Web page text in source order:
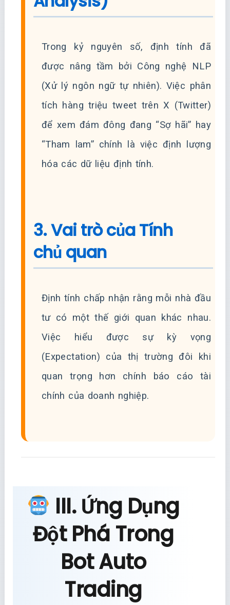
Trong kỷ nguyên số, định tính đã
được nâng tầm bởi Công nghệ NLP
(Xử lý ngôn ngữ tự nhiên). Việc phân
tích hàng triệu tweet trên X (Twitter)
để xem đám đông đang “Sợ hãi” hay
“Tham lam” chính là việc định lượng
hóa các dữ liệu định tính.
3. Vai trò của Tính
chủ quan
Định tính chấp nhận rằng mỗi nhà đầu
tư có một thế giới quan khác nhau.
Việc hiểu được sự kỳ vọng
(Expectation) của thị trường đôi khi
quan trọng hơn chính báo cáo tài
chính của doanh nghiệp.
III. Ứng Dụng
Đột Phá Trong
Bot Auto
Trading